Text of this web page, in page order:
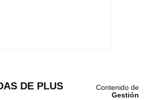
DE PLUS
Contenido de
Gestión